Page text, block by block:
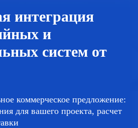
интеграция
и
систем от
коммерческое предложение:
для вашего проекта, расчет